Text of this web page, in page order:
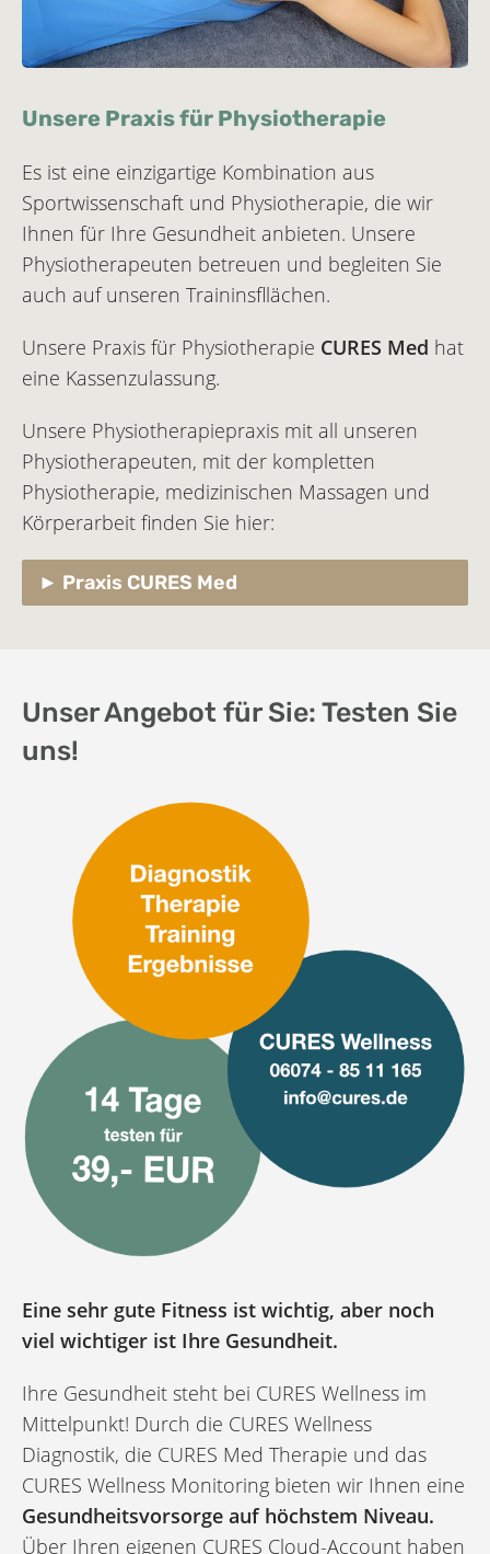
Unsere Praxis für Physiotherapie
Es ist eine einzigartige Kombination aus
Sportwissenschaft und Physiotherapie, die wir
Ihnen für Ihre Gesundheit anbieten. Unsere
Physiotherapeuten betreuen und begleiten Sie
auch auf unseren Traininsfllächen.
Unsere Praxis für Physio­therapie CURES Med hat
eine Kassenzulassung.
Unsere Physiotherapiepraxis mit all unseren
Physio­therapeuten, mit der kompletten
Physiotherapie, medizinischen Massagen und
Körperarbeit finden Sie hier:
Praxis CURES Med
Unser Angebot für Sie: Testen Sie
uns!
Eine sehr gute Fitness ist wichtig, aber noch
viel wichtiger ist Ihre Gesundheit.
Ihre Gesundheit steht bei CURES Wellness im
Mittelpunkt! Durch die CURES Wellness
Diagnostik, die CURES Med Therapie und das
CURES Wellness Monitoring bieten wir Ihnen eine
Gesundheitsvorsorge auf höchstem Niveau.
Über Ihren eigenen CURES Cloud-Account haben